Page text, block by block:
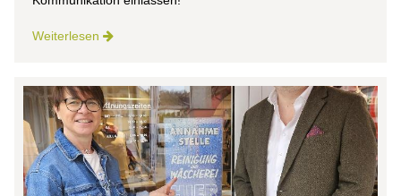
Weiterlesen